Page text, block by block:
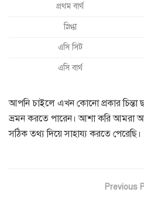
প্রথম বার্থ
স্নিগ্ধা
এসি সিট
এসি বার্থ
আপনি চাইলে এখন কোনো প্রকার চিন্তা
ভ্রমন করতে পারেন। আশা করি আমরা
সঠিক তথ্য দিয়ে সাহায্য করতে পেরেছি।
Previous